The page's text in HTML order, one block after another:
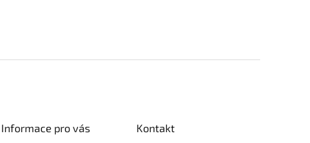
Informace pro vás Kontakt